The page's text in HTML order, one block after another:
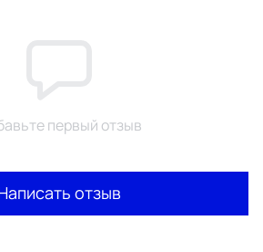
первый отзыв
отзыв